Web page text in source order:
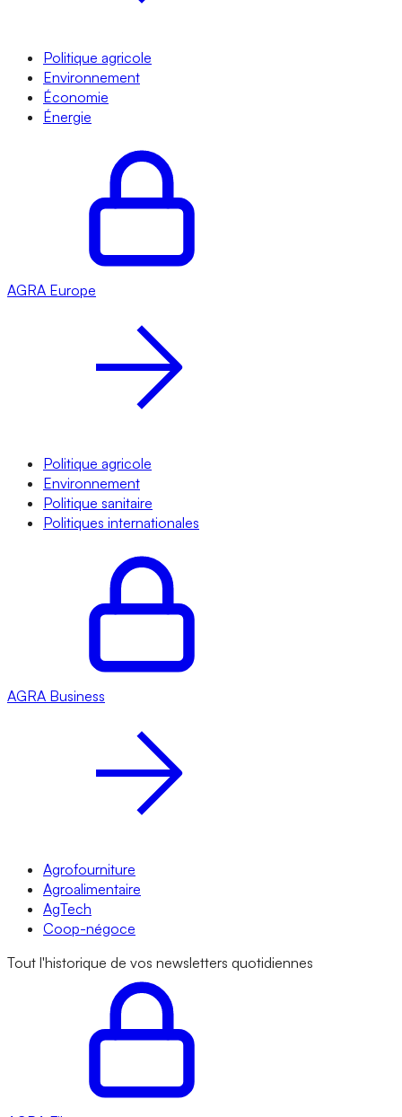
Politique agricole
Environnement
Économie
Énergie
AGRA Europe
Politique agricole
Environnement
Politique sanitaire
Politiques internationales
AGRA Business
Agrofourniture
Agroalimentaire
AgTech
Coop-négoce
Tout l'historique de vos newsletters quotidiennes